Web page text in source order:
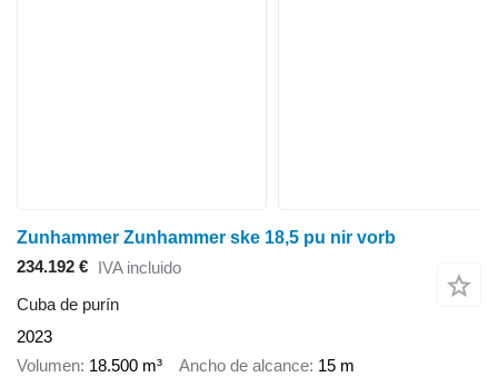
Zunhammer Zunhammer ske 18,5 pu nir vorb
234.192 € IVA incluido
Cuba de purín
2023
Volumen 18.500 m³ Ancho de alcance 15 m